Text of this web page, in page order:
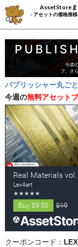
AssetStoreま
- アセットの価格推
パブリッシャー丸ご
今週の無料アセット
クーポンコード：